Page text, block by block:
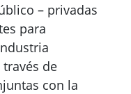
– privadas
para
de
con la